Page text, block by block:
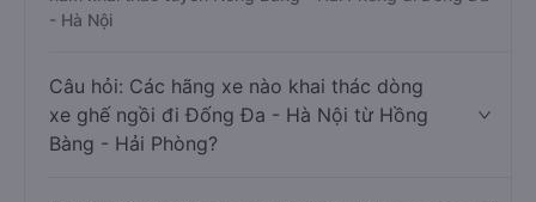
- Hà Nội
Câu hỏi: Các hãng xe nào khai thác dòng
xe ghế ngồi đi Đống Đa - Hà Nội từ Hồng
Bàng - Hải Phòng?